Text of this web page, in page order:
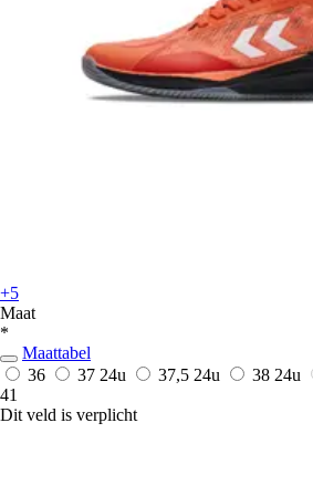
+5
Maat
*
Maattabel
36
37 24u 37,5 24u 38 24u
41
Dit veld is verplicht